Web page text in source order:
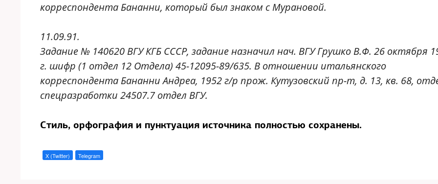
корреспондента Бананни, который был знаком с Мурановой.
11.09.91.
Задание № 140620 ВГУ КГБ СССР, задание назначил нач. ВГУ Грушко В.Ф. 26 октября
г. шифр (1 отдел 12 Отдела) 45-12095-89/635. В отношении итальянского
корреспондента Бананни Андреа, 1952 г/р прож. Кутузовский пр-т, д. 13, кв. 68,
спецразработки 24507.7 отдел ВГУ.
Стиль, орфография и пунктуация источника полностью сохранены.
X (Twitter) Telegram